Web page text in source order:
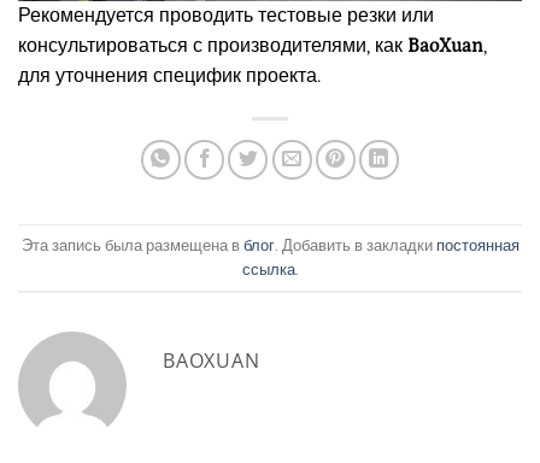
Рекомендуется проводить тестовые резки или
консультироваться с производителями, как BaoXuan,
для уточнения специфик проекта.
Эта запись была размещена в блог. Добавить в закладки постоянная
ссылка.
BAOXUAN